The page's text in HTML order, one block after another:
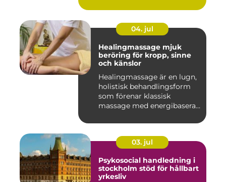
04. jul
Healingmassage mjuk
beröring för kropp, sinne
och känslor
Healingmassage är en lugn,
holistisk behandlingsform
som förenar klassisk
massage med energibaserad
03. jul
Psykosocial handledning i
stockholm stöd för hållbart
yrkesliv